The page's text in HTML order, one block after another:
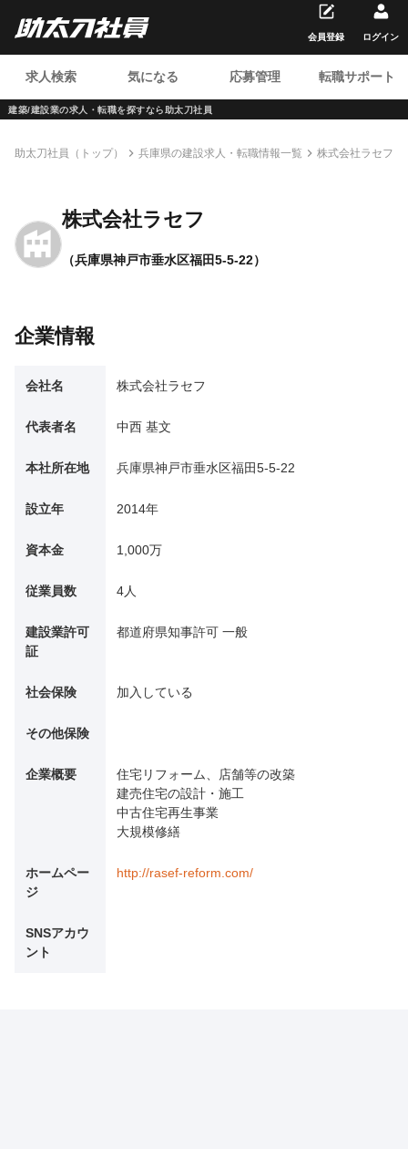
建築/建設業の求人・転職を探すなら助太刀社員
求人検索 気になる 応募管理 転職サポート
会員登録 ログイン
助太刀社員（トップ） 兵庫県の建設求人・転職情報一覧 株式会社ラセフ
株式会社ラセフ
（兵庫県神戸市垂水区福田5-5-22）
企業情報
会社名 株式会社ラセフ
代表者名 中西 基文
本社所在地 兵庫県神戸市垂水区福田5-5-22
設立年 2014年
資本金 1,000万
従業員数 4人
建設業許可
証
都道府県知事許可 一般
社会保険 加入している
その他保険
企業概要
住宅リフォーム、店舗等の改築
建売住宅の設計・施工
中古住宅再生事業
大規模修繕
ホームペー
ジ
http://rasef-reform.com/
SNSアカウ
ント